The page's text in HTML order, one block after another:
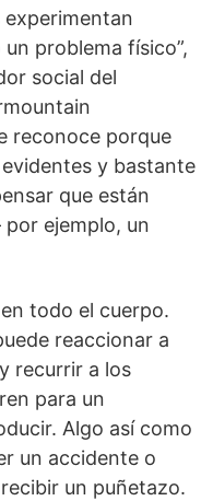
experimentan
problema físico”,
social del
reconoce porque
y bastante
que están
ejemplo, un
todo el cuerpo.
reaccionar a
recurrir a los
para un
Algo así como
un accidente o
un puñetazo.